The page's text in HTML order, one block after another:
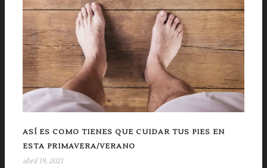
ASÍ ES COMO TIENES QUE CUIDAR TUS PIES EN
ESTA PRIMAVERA/VERANO
abril 19, 2021